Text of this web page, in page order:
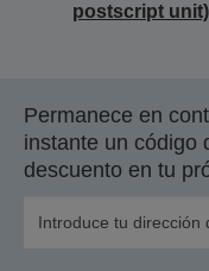
postscript unit)
Permanece en
instante un código
descuento en tu